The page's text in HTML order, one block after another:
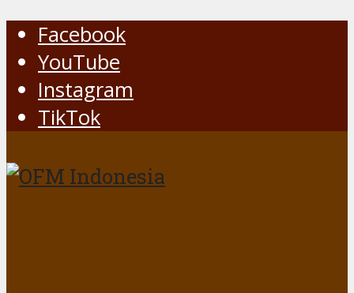
Facebook
YouTube
Instagram
TikTok